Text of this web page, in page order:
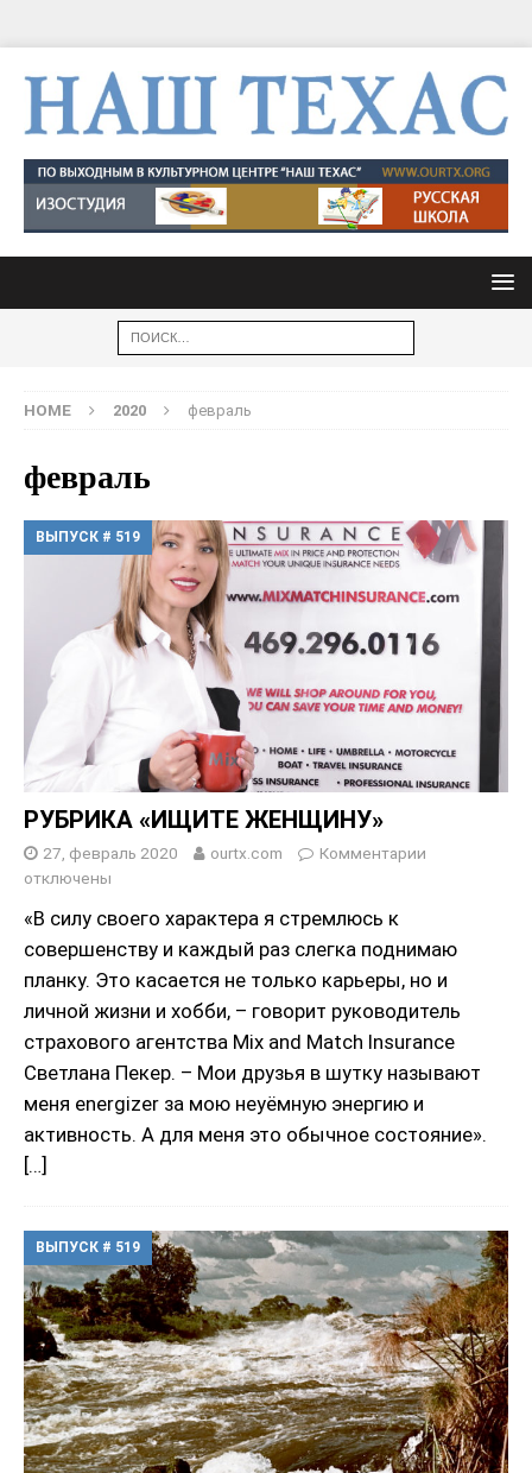
HOME 2020 февраль
февраль
ВЫПУСК # 519
РУБРИКА «ИЩИТЕ ЖЕНЩИНУ»
27, февраль 2020 ourtx.com
Комментарии
отключены
«В силу своего характера я стремлюсь к
совершенству и каждый раз слегка поднимаю
планку. Это касается не только карьеры, но и
личной жизни и хобби, – говорит руководитель
страхового агентства Mix and Match Insurance
Светлана Пекер. – Мои друзья в шутку называют
меня energizer за мою неуёмную энергию и
активность. А для меня это обычное состояние».
[…]
ВЫПУСК # 519